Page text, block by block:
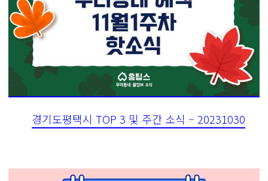
경기도평택시 TOP 3 및 주간 소식 – 20231030